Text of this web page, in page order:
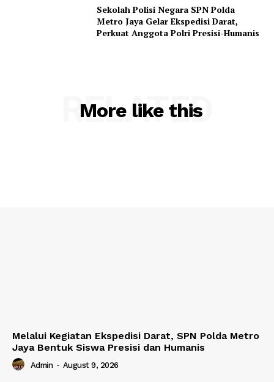
Sekolah Polisi Negara SPN Polda
Metro Jaya Gelar Ekspedisi Darat,
Perkuat Anggota Polri Presisi-Humanis
More like this
RELATED
Melalui Kegiatan Ekspedisi Darat, SPN Polda Metro
Jaya Bentuk Siswa Presisi dan Humanis
Admin - August 9, 2026